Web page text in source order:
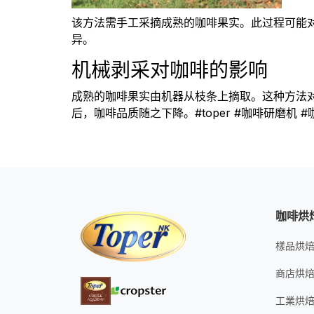
该方法需手工采摘成熟的咖啡果实。此过程可
异。
机械剥采对咖啡的影响
成熟的咖啡果实由机器从枝条上摘取。这种方
后，咖啡品质随之下降。#toper #咖啡研磨机
咖啡烘
樣品烘
商店烘
工業烘